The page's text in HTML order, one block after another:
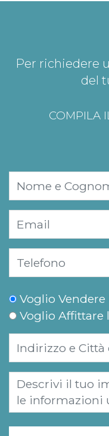
Per richiedere
del
COMPILA
Voglio Vendere
Voglio Affittare